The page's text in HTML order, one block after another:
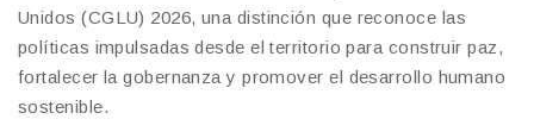
Unidos (CGLU) 2026, una distinción que reconoce las
políticas impulsadas desde el territorio para construir paz,
fortalecer la gobernanza y promover el desarrollo humano
sostenible.